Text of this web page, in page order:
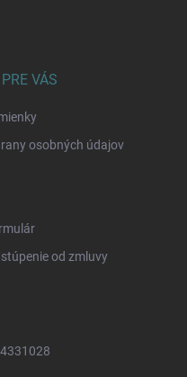
VÁS
osobných údajov
od zmluvy